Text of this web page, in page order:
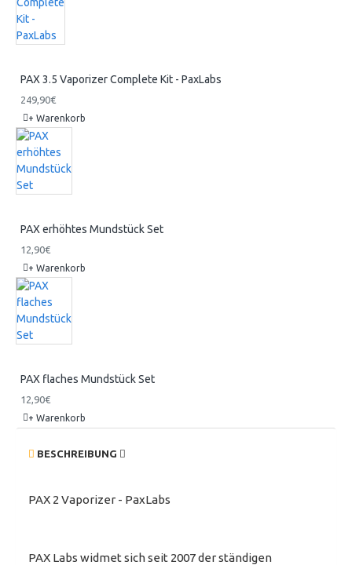
PAX 3.5 Vaporizer Complete Kit - PaxLabs
249,90€
+ Warenkorb
PAX erhöhtes Mundstück Set
12,90€
+ Warenkorb
PAX flaches Mundstück Set
12,90€
+ Warenkorb
BESCHREIBUNG
PAX 2 Vaporizer - PaxLabs
PAX Labs widmet sich seit 2007 der ständigen